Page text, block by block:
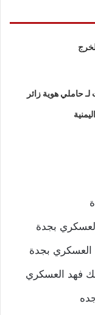
حاملي هوية زائر
بجدة
بجدة
فهد العسكري